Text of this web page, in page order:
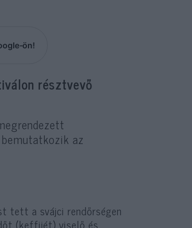
ön!
résztvevő
az
tett a svájci rendőrségen
(keffijét) viselő és